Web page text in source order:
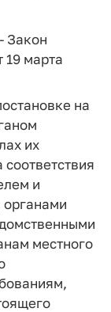
Закон
марта
на
их
и
органами
местного